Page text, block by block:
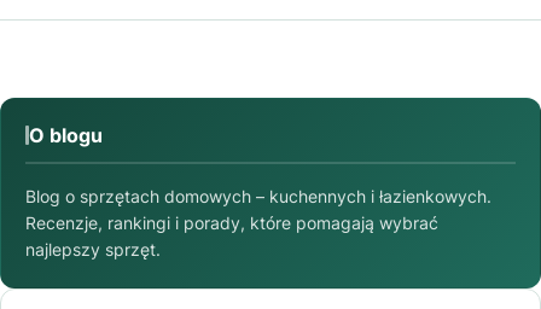
O blogu
Blog o sprzętach domowych – kuchennych i łazienkowych.
Recenzje, rankingi i porady, które pomagają wybrać
najlepszy sprzęt.